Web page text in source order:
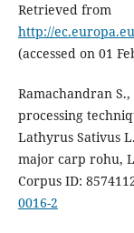
Retrieved from
http://
(accessed on 01
Ramachandran
processing
Lathyrus Sativus
major carp rohu,
Corpus ID:
0016-2